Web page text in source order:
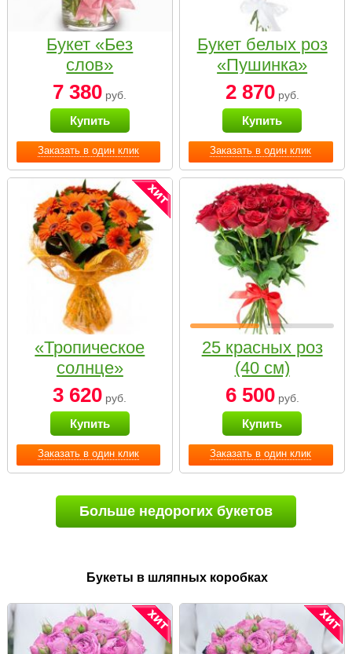
Заказать в один клик
Букет «Без
слов»
7 380 руб.
Купить
Заказать в один клик
Букет белых роз
«Пушинка»
2 870руб.
Купить
Заказать в один клик
«Тропическое
солнце»
3 620 руб.
Купить
Заказать в один клик
25 красных роз
(40 см)
6 500руб.
Купить
Больше недорогих букетов
Букеты в шляпных коробках